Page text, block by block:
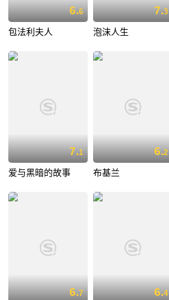
6.6
包法利夫人
7.3
泡沫人生
7.1
爱与黑暗的故事
6.2
布基兰
6.7 6.4